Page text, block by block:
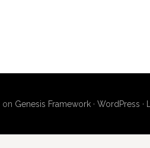
on Genesis Framework· WordPress ·